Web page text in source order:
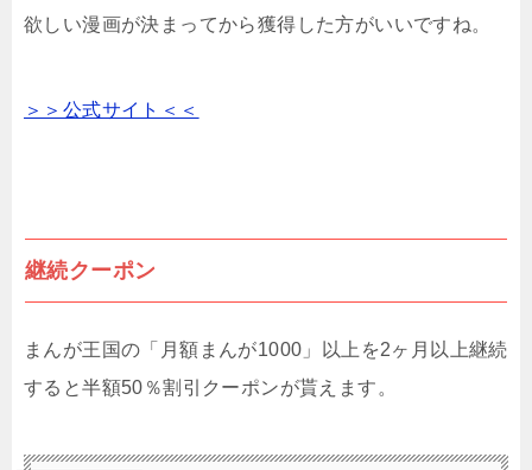
欲しい漫画が決まってから獲得した方がいいですね。
＞＞公式サイト＜＜
継続クーポン
まんが王国の「月額まんが1000」以上を2ヶ月以上継続
すると半額50％割引クーポンが貰えます。